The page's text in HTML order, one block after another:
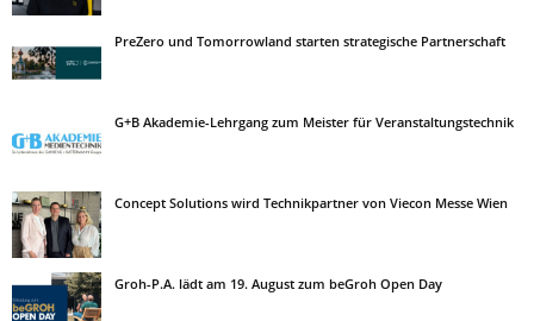
PreZero und Tomorrowland starten strategische Partnerschaft
G+B Akademie-Lehrgang zum Meister für Veranstaltungstechnik
Concept Solutions wird Technikpartner von Viecon Messe Wien
Groh-P.A. lädt am 19. August zum beGroh Open Day